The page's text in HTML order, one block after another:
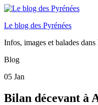
Le blog des Pyrénées
Infos, images et balades
Blog
05 Jan
Bilan décevant à